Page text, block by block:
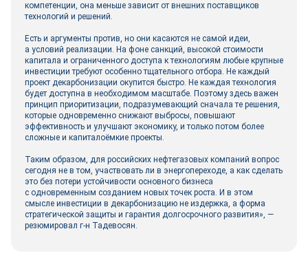
компетенции, она меньше зависит от внешних поставщиков
технологий и решений.
Есть и аргументы против, но они касаются не самой идеи,
а условий реализации. На фоне санкций, высокой стоимости
капитала и ограниченного доступа к технологиям любые крупные
инвестиции требуют особенно тщательного отбора. Не каждый
проект декарбонизации окупится быстро. Не каждая технология
будет доступна в необходимом масштабе. Поэтому здесь важен
принцип приоритизации, подразумевающий сначала те решения,
которые одновременно снижают выбросы, повышают
эффективность и улучшают экономику, и только потом более
сложные и капиталоёмкие проекты.
Таким образом, для российских нефтегазовых компаний вопрос
сегодня не в том, участвовать ли в энергопереходе, а как сделать
это без потери устойчивости основного бизнеса
с одновременным созданием новых точек роста. И в этом
смысле инвестиции в декарбонизацию не издержка, а форма
стратегической защиты и гарантия долгосрочного развития», —
резюмировал г-н Тадевосян.